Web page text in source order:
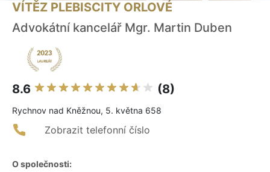
VÍTĚZ PLEBISCITY ORLOVÉ
Advokátní kancelář Mgr. Martin Duben
8.6 (8)
Rychnov nad Kněžnou, 5. května 658
Zobrazit telefonní číslo
O společnosti: